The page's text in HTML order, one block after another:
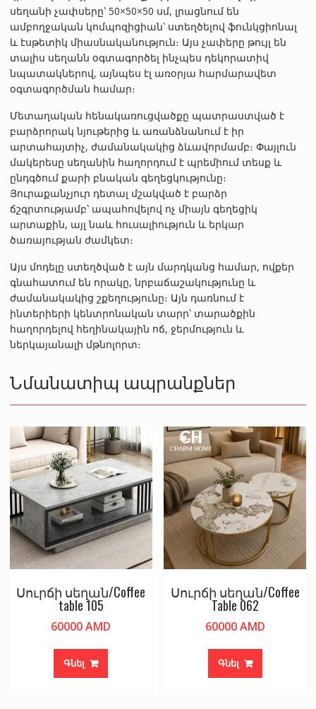
սեղանի չափսերը՝ 50×50×50 սմ, լրացնում են
ամբողջական կոմպոզիցիան՝ ստեղծելով ֆունկցիոնալ
և էսթետիկ միասնականություն։ Այս չափերը թույլ են
տալիս սեղանն օգտագործել ինչպես դեկորատիվ
նպատակներով, այնպես էլ առօրյա հարմարավետ
օգտագործման համար։
Մետաղական հենակառուցվածքը պատրաստված է
բարձրորակ նյութերից և առանձնանում է իր
արտահայտիչ, ժամանակակից ձևավորմամբ։ Փայլուն
մակերեսը սեղանին հաղորդում է պրեմիում տեսք և
ընդգծում քարի բնական գեղեցկությունը։
Յուրաքանչյուր դետալ մշակված է բարձր
ճշգրտությամբ՝ ապահովելով ոչ միայն գեղեցիկ
արտաքին, այլ նաև հուսալիություն և երկար
ծառայության ժամկետ։
Այս մոդելը ստեղծված է այն մարդկանց համար, ովքեր
գնահատում են որակը, նրբաճաշակությունը և
ժամանակակից շքեղությունը։ Այն դառնում է
ինտերիերի կենտրոնական տարր՝ տարածքին
հաղորդելով հեղինակային ոճ, ջերմություն և
ներկայանալի մթնոլորտ։
Նմանատիպ ապրանքներ
Սուրճի սեղան/Coffee
table 105
60000AMD
Գնել
Սուրճի սեղան/Coffee
Table 062
60000AMD
Գնել